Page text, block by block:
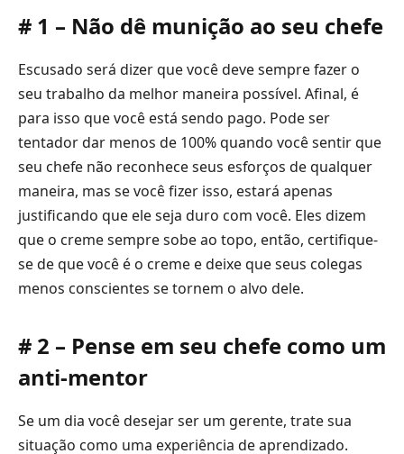
# 1 – Não dê munição ao seu chefe
Escusado será dizer que você deve sempre fazer o
seu trabalho da melhor maneira possível. Afinal, é
para isso que você está sendo pago. Pode ser
tentador dar menos de 100% quando você sentir que
seu chefe não reconhece seus esforços de qualquer
maneira, mas se você fizer isso, estará apenas
justificando que ele seja duro com você. Eles dizem
que o creme sempre sobe ao topo, então, certifique-
se de que você é o creme e deixe que seus colegas
menos conscientes se tornem o alvo dele.
# 2 – Pense em seu chefe como um
anti-mentor
Se um dia você desejar ser um gerente, trate sua
situação como uma experiência de aprendizado.